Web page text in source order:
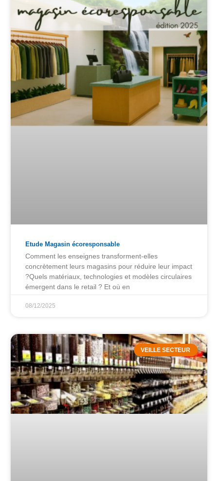
Etude Magasin écoresponsable
Comment les enseignes transforment-elles
concrètement leurs magasins pour réduire leur impact
?Quels matériaux, technologies et modèles circulaires
émergent dans le retail ? Et où en
08/12/2025
VEILLE SECTEUR